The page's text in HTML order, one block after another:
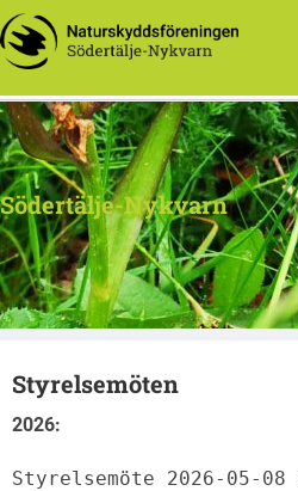
Södertälje-Nykvarn
Styrelsemöten
2026:
Styrelsemöte 2026-05-08